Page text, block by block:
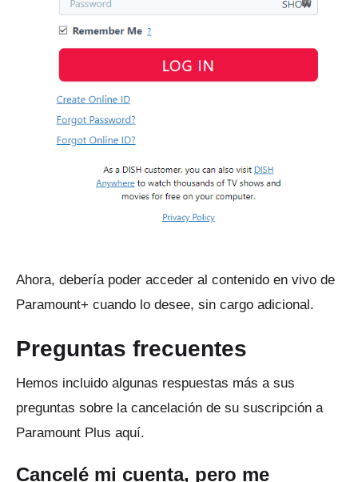
Ahora, debería poder acceder al contenido en vivo de
Paramount+ cuando lo desee, sin cargo adicional.
Preguntas frecuentes
Hemos incluido algunas respuestas más a sus
preguntas sobre la cancelación de su suscripción a
Paramount Plus aquí.
Cancelé mi cuenta, pero me